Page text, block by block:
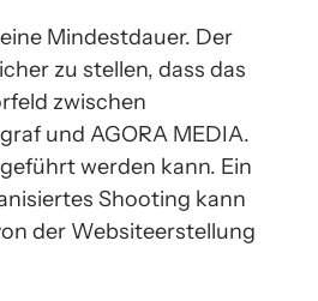
Mindestdauer. Der
zu stellen, dass das
zwischen
und AGORA MEDIA.
werden kann. Ein
Shooting kann
der Websiteerstellung